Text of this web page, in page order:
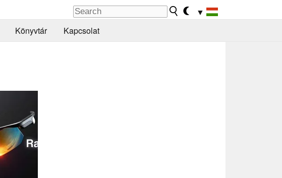
▼
Könyvtár Kapcsolat